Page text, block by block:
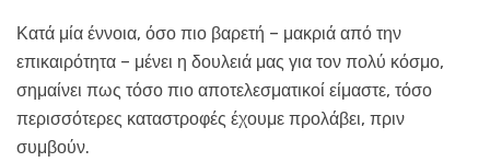
Κατά μία έννοια, όσο πιο βαρετή – μακριά από την
επικαιρότητα – μένει η δουλειά μας για τον πολύ κόσμο,
σημαίνει πως τόσο πιο αποτελεσματικοί είμαστε, τόσο
περισσότερες καταστροφές έχουμε προλάβει, πριν
συμβούν.